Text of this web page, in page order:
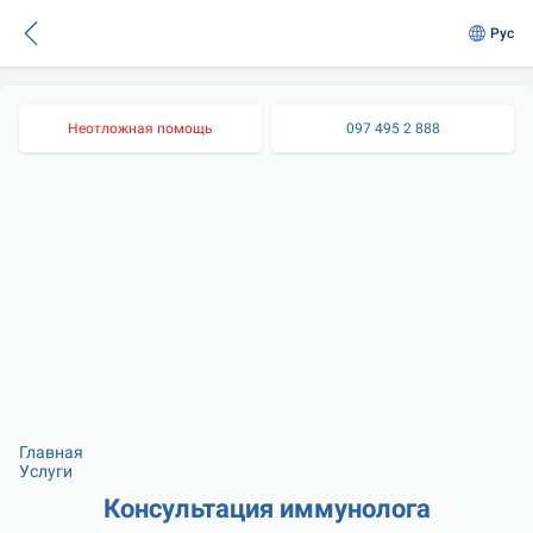
Рус
Неотложная помощь 097 495 2 888
Главная
Услуги
Консультация иммунолога